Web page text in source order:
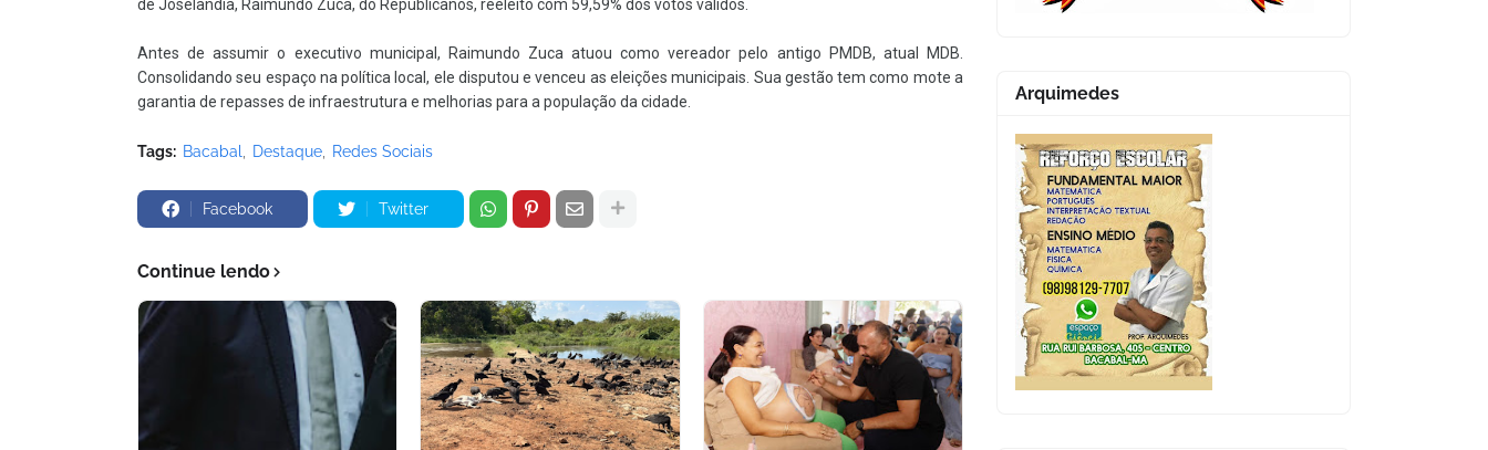
de Joselândia, Raimundo Zuca, do Republicanos, reeleito com 59,59% dos votos válidos.
Antes de assumir o executivo municipal, Raimundo Zuca atuou como vereador pelo antigo PMDB, atual MDB.
Consolidando seu espaço na política local, ele disputou e venceu as eleições municipais. Sua gestão tem como mote a
garantia de repasses de infraestrutura e melhorias para a população da cidade.
Tags: Bacabal Destaque Redes Sociais
Facebook Twitter
Continue lendo
Arquimedes